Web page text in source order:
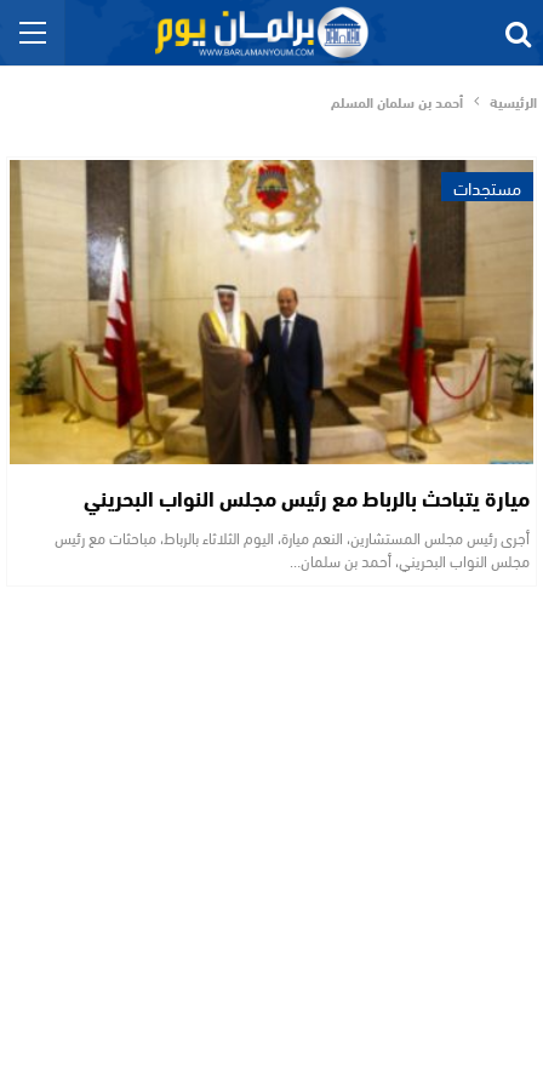
الرئيسية أحمد بن سلمان المسلم
مستجدات
ميارة يتباحث بالرباط مع رئيس مجلس النواب البحريني
أجرى رئيس مجلس المستشارين، النعم ميارة، اليوم الثلاثاء بالرباط، مباحثات مع رئيس
مجلس النواب البحريني، أحمد بن سلمان…